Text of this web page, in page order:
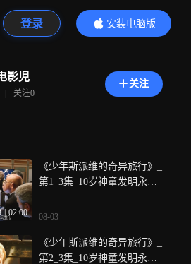
登录
安装电脑版
内容更精彩
影児
| 关注0
关注
02:00
《少年斯派维的奇异旅行》_
第1_3集_10岁神童发明永动
08-03
《少年斯派维的奇异旅行》_
第2_3集_10岁神童发明永动